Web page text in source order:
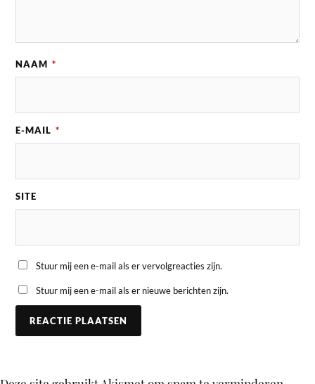
NAAM *
E-MAIL *
SITE
Stuur mij een e-mail als er vervolgreacties zijn.
Stuur mij een e-mail als er nieuwe berichten zijn.